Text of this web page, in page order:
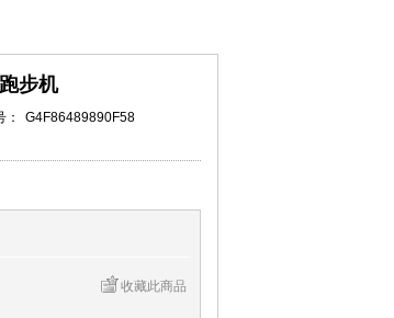
步机
G4F86489890F58
收藏此商品